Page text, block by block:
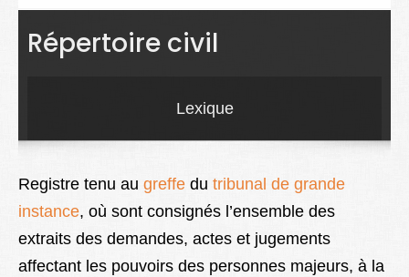
Actualités
Soins
Droit
Lexique
Better Health
Répertoire civil
Lexique
Registre tenu au greffe du tribunal de grande
instance, où sont consignés l’ensemble des
extraits des demandes, actes et jugements
affectant les pouvoirs des personnes majeurs, à la